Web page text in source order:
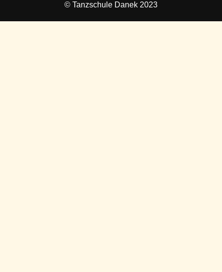
© Tanzschule Danek 2023